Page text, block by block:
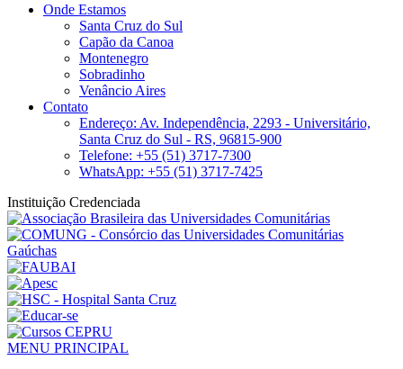
Onde Estamos
Santa Cruz do Sul
Capão da Canoa
Montenegro
Sobradinho
Venâncio Aires
Contato
Endereço: Av. Independência, 2293 - Universitário,
Santa Cruz do Sul - RS, 96815-900
Telefone: +55 (51) 3717-7300
WhatsApp: +55 (51) 3717-7425
Instituição Credenciada
MENU PRINCIPAL